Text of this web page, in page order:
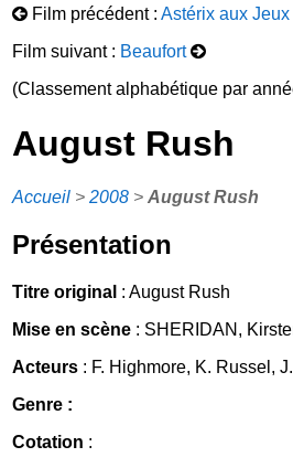
Film précédent :Astérix aux
Film suivant : Beaufort
(Classement alphabétique par
August Rush
Accueil >2008 >August Rush
Présentation
Titre original : August Rush
Mise en scène : SHERIDAN,
Acteurs : F. Highmore, K. Russel,
Genre :
Cotation :